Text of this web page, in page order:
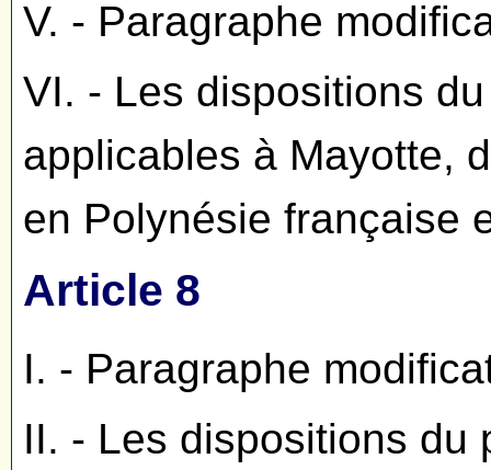
V. - Paragraphe
VI. - Les dispositions
applicables à Mayotte,
en Polynésie française
Article 8
I. - Paragraphe
II. - Les dispositions du